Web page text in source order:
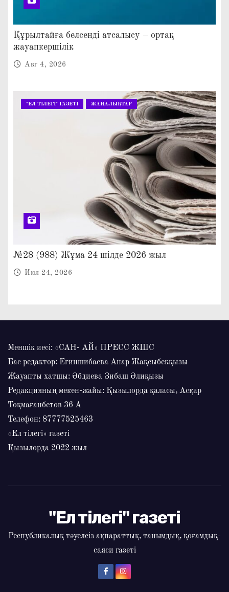
Құрылтайға белсенді атсалысу – ортақ
жауапкершілік
Авг 4, 2026
"ЕЛ ТІЛЕГІ" ГАЗЕТІ ЖАҢАЛЫҚТАР
№28 (988) Жұма 24 шілде 2026 жыл
Июл 24, 2026
Меншік иесі: «САН- АЙ» ПРЕСС ЖШС
Бас редактор: Егиншибаева Анар Жақсыбекқызы
Жауапты хатшы: Әбдиева Зибаш Әлиқызы
Редакцияның мекен-жайы: Қызылорда қаласы, Асқар
Тоқмағанбетов 36 А
Телефон: 87777525463
«Ел тілегі» газеті
Қызылорда 2022 жыл
"Ел тілегі" газеті
Республикалық тәуелсіз ақпараттық, танымдық, қоғамдық-
саяси газеті